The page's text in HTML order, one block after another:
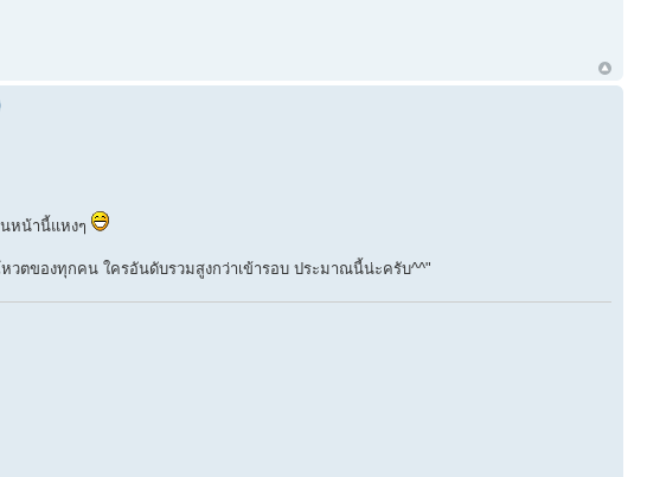
หน้านี้แหงๆ
วตของทุกคน ใครอันดับรวมสูงกว่าเข้ารอบ ประมาณนี้น่ะครับ^^"